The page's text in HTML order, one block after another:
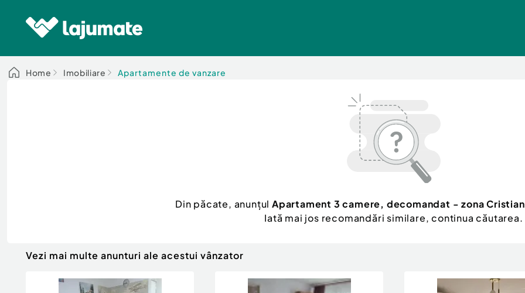
Home Imobiliare Apartamente de vanzare
Din păcate, anunțulApartament 3 camere, decomandat - zona Cristian
Iată mai jos recomandări similare, continua căutarea.
Vezi mai multe anunturi ale acestui vânzator